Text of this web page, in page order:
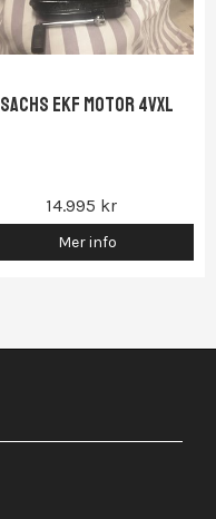
Sachs EKF motor 4vxl
14.995 kr
Mer info